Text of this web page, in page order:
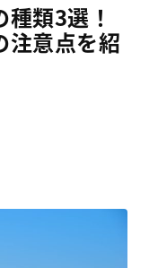
類3選！
注意点を紹